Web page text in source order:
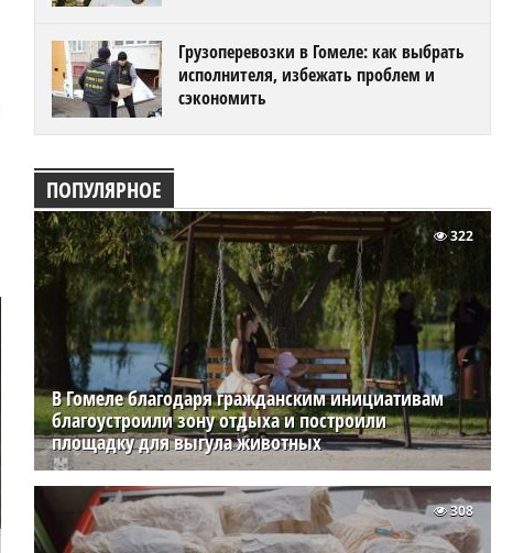
Грузоперевозки в Гомеле: как выбрать
исполнителя, избежать проблем и
сэкономить
ПОПУЛЯРНОЕ
В Гомеле благодаря гражданским инициативам
благоустроили зону отдыха и построили
площадку для выгула животных
322
308